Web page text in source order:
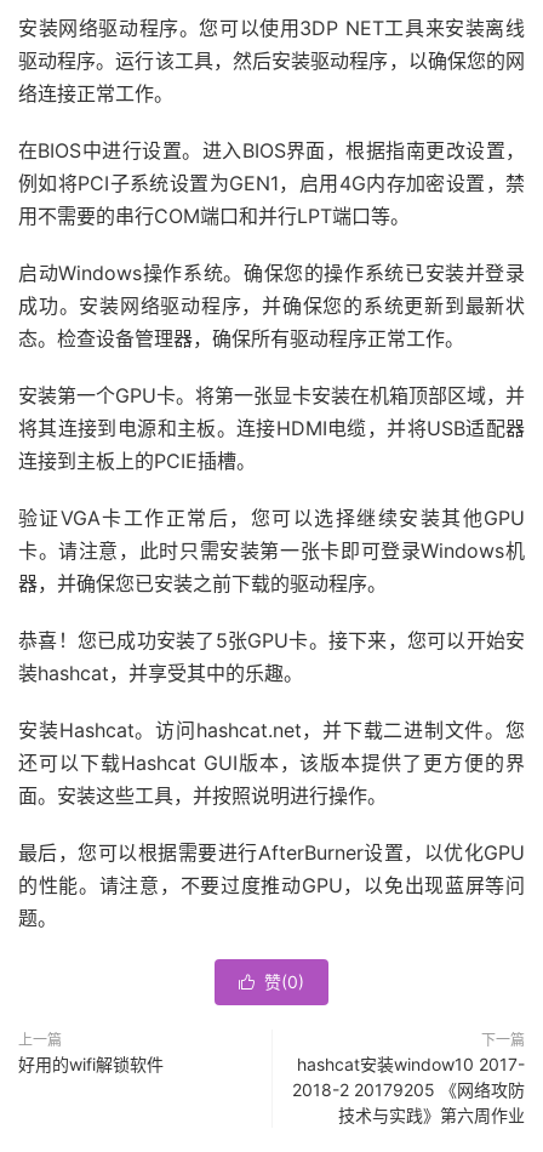
安装网络驱动程序。您可以使用3DP NET工具来安装离线
驱动程序。运行该工具，然后安装驱动程序，以确保您的网
络连接正常工作。
在BIOS中进行设置。进入BIOS界面，根据指南更改设置，
例如将PCI子系统设置为GEN1，启用4G内存加密设置，禁
用不需要的串行COM端口和并行LPT端口等。
启动Windows操作系统。确保您的操作系统已安装并登录
成功。安装网络驱动程序，并确保您的系统更新到最新状
态。检查设备管理器，确保所有驱动程序正常工作。
安装第一个GPU卡。将第一张显卡安装在机箱顶部区域，并
将其连接到电源和主板。连接HDMI电缆，并将USB适配器
连接到主板上的PCIE插槽。
验证VGA卡工作正常后，您可以选择继续安装其他GPU
卡。请注意，此时只需安装第一张卡即可登录Windows机
器，并确保您已安装之前下载的驱动程序。
恭喜！您已成功安装了5张GPU卡。接下来，您可以开始安
装hashcat，并享受其中的乐趣。
安装Hashcat。访问hashcat.net，并下载二进制文件。您
还可以下载Hashcat GUI版本，该版本提供了更方便的界
面。安装这些工具，并按照说明进行操作。
最后，您可以根据需要进行AfterBurner设置，以优化GPU
的性能。请注意，不要过度推动GPU，以免出现蓝屏等问
题。
 赞(0)
上一篇
好用的wifi解锁软件
下一篇
hashcat安装window10 2017-
2018-2 20179205 《网络攻防
技术与实践》第六周作业